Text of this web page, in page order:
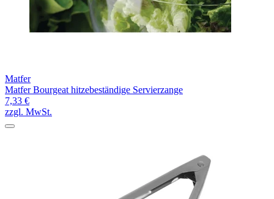
Matfer
Matfer Bourgeat hitzebeständige Servierzange
7,33 €
zzgl. MwSt.